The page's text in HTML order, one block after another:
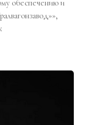
обеспечению и